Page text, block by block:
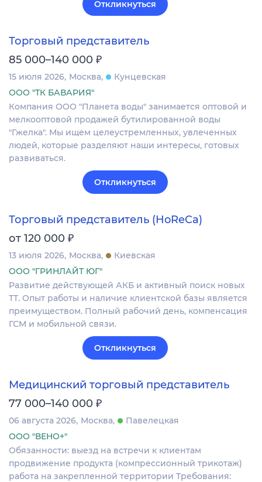
Откликнуться
Торговый представитель
85 000–140 000 ₽
15 июля 2026 Москва
Кунцевская
ООО "ТК БАВАРИЯ"
Компания ООО "Планета воды" занимается оптовой и
мелкооптовой продажей бутилированной воды
"Гжелка". Мы ищем целеустремленных, увлеченных
людей, которые разделяют наши интересы, готовых
развиваться.
Откликнуться
Торговый представитель (HoReCa)
от 120 000 ₽
13 июля 2026 Москва
Киевская
ООО "ГРИНЛАЙТ ЮГ"
Развитие действующей АКБ и активный поиск новых
ТТ. Опыт работы и наличие клиентской базы является
преимуществом. Полный рабочий день, компенсация
ГСМ и мобильной связи.
Откликнуться
Медицинский торговый представитель
77 000–140 000 ₽
06 августа 2026 Москва
Павелецкая
ООО "ВЕНО+"
Обязанности: выезд на встречи к клиентам
продвижение продукта (компрессионный трикотаж)
работа на закрепленной территории Требования: